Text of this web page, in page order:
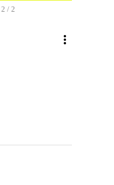
1 / 2
more_vert